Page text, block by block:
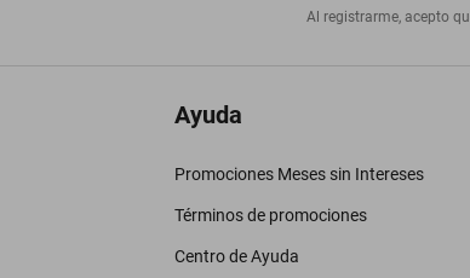
Al registrarme, acepto
Ayuda
Promociones Meses sin Intereses
Términos de promociones
Centro de Ayuda